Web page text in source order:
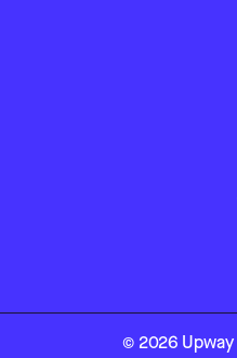
© 2026 Upway